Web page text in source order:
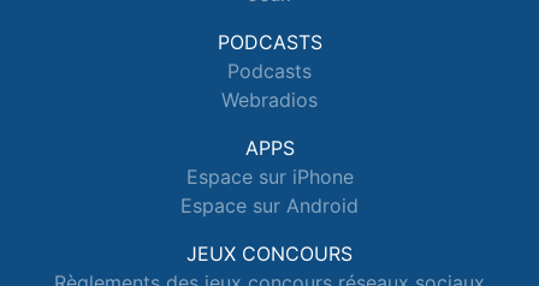
PODCASTS
Podcasts
Webradios
APPS
Espace sur iPhone
Espace sur Android
JEUX CONCOURS